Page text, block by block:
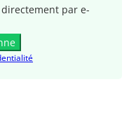
directement par e-